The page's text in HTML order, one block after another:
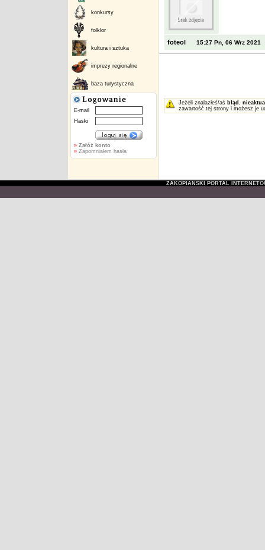
konkursy
folklor
kultura i sztuka
imprezy regionalne
baza turystyczna
E-mail
Hasło
» Załóż konto
»Zapomniałem hasła
foteol 15:27 Pn, 06 Wrz 2021
Jeżeli znalazłeś/aś błąd ,
zawartość tej strony i możesz je
ZAKOPIAŃSKI PORTAL